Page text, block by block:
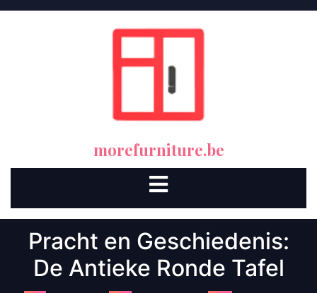
morefurniture.be
Open
Button
Pracht en Geschiedenis:
De Antieke Ronde Tafel